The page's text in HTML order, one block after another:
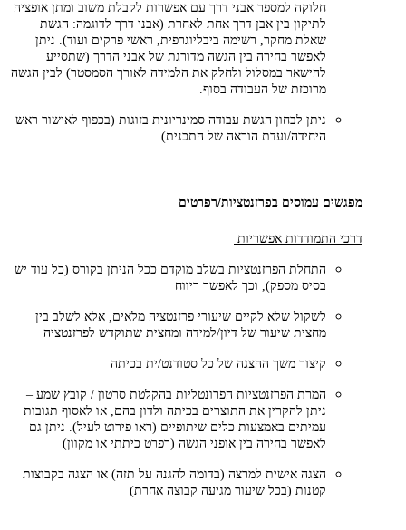
חלוקה למספר אבני דרך עם אפשרות לקבלת משוב ומתן אופציה
לתיקון בין אבן דרך אחת לאחרת (אבני דרך לדוגמה: הגשת
שאלת מחקר, רשימה ביבליוגרפית, ראשי פרקים ועוד). ניתן
לאפשר בחירה בין הגשה מדורגת של אבני הדרך (שתסייע
להישאר במסלול ולחלק את הלמידה לאורך הסמסטר) לבין הגשה
מרוכזת של העבודה בסוף.
ניתן לבחון הגשת עבודה סמינריונית בזוגות (בכפוף לאישור ראש
היחידה/ועדת הוראה של התכנית).
מפגשים עמוסים בפרזנטציות/רפרטים
דרכי התמודדות אפשריות
התחלת הפרזנטציות בשלב מוקדם ככל הניתן בקורס (כל עוד יש
בסיס מספק), וכך לאפשר ריווח
לשקול שלא לקיים שיעורי פרזנטציה מלאים, אלא לשלב בין
מחצית שיעור של דיון/למידה ומחצית שתוקדש לפרזנטציה
קיצור משך ההצגה של כל סטודנט/ית בכיתה
המרת הפרזנטציות הפרונטליות בהקלטת סרטון / קובץ שמע –
ניתן להקרין את התוצרים בכיתה ולדון בהם, או לאסוף תגובות
עמיתים באמצעות כלים שיתופיים (ראו פירוט לעיל). ניתן גם
לאפשר בחירה בין אופני הגשה (רפרט כיתתי או מקוון)
הצגה אישית למרצה (בדומה להגנה על תזה) או הצגה בקבוצות
קטנות (בכל שיעור מגיעה קבוצה אחרת)